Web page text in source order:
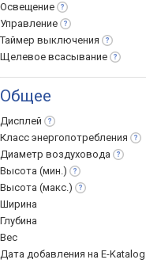
Освещение
Управление
Таймер выключения
Щелевое всасывание
Общее
Дисплей
Класс энергопотребления
Диаметр воздуховода
Высота (мин.)
Высота (макс.)
Ширина
Глубина
Вес
Дата добавления на E-Katalog